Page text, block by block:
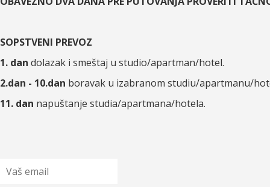
SOPSTVENI PREVOZ
1. dan dolazak i smeštaj u studio/apartman/hotel.
2.dan - 10.dan boravak u izabranom studiu/apartmanu/
11. dan napuštanje studia/apartmana/hotela.